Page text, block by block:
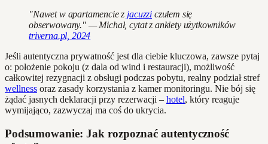
"Nawet w apartamencie z jacuzzi czułem się
obserwowany." — Michał, cytat z ankiety użytkowników
triverna.pl, 2024
Jeśli autentyczna prywatność jest dla ciebie kluczowa, zawsze pytaj
o: położenie pokoju (z dala od wind i restauracji), możliwość
całkowitej rezygnacji z obsługi podczas pobytu, realny podział stref
wellness oraz zasady korzystania z kamer monitoringu. Nie bój się
żądać jasnych deklaracji przy rezerwacji – hotel, który reaguje
wymijająco, zazwyczaj ma coś do ukrycia.
Podsumowanie: Jak rozpoznać autentyczność